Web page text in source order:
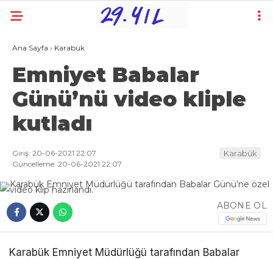
Ana Sayfa › Karabük
Emniyet Babalar
Günü’nü video kliple
kutladı
Giriş: 20-06-2021 22:07
Güncelleme: 20-06-2021 22:07
Karabük
ABONE OL
Karabük Emniyet Müdürlüğü tarafından Babalar